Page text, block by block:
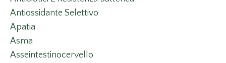
Antiossidante Selettivo
Apatia
Asma
Asseintestinocervello